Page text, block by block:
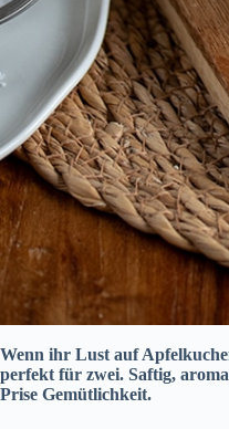
Wenn ihr Lust auf
perfekt für zwei. Saftig,
Prise Gemütlichkeit.